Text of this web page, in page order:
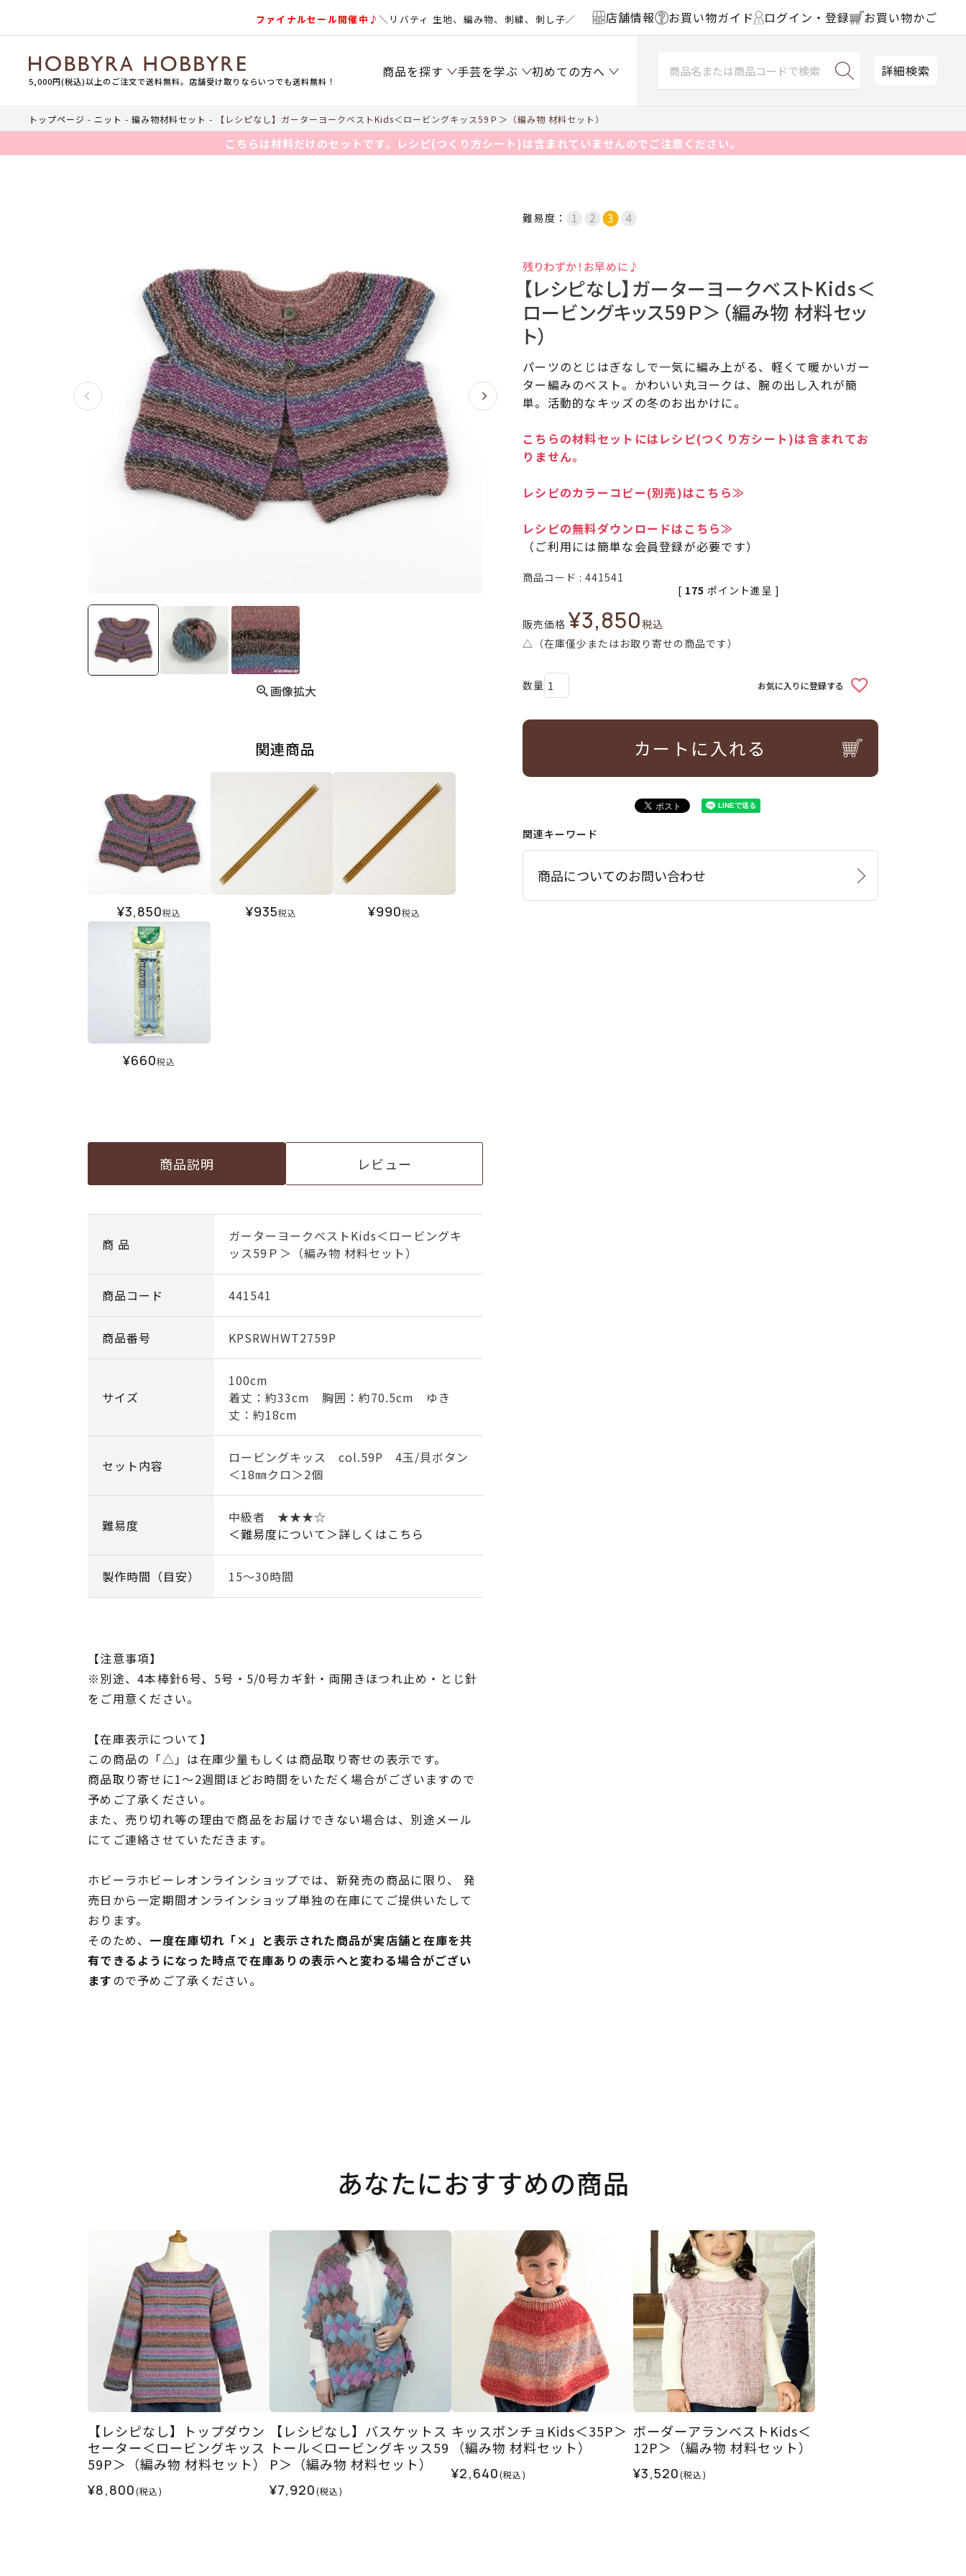
ファイナルセール開催中♪＼リバティ 生地、編み物、刺繍、刺し子／ 店舗情報 お買い物ガイド ログイン・登録 お買い物かご
5,000円(税込)以上のご注文で送料無料。店舗受け取りならいつでも送料無料！
商品を探す 手芸を学ぶ 初めての方へ 詳細検索
トップページ ニット 編み物材料セット 【レシピなし】ガーターヨークベストKids＜ロービングキッス59Ｐ＞（編み物 材料セット）
こちらは材料だけのセットです。レシピ(つくり方シート)は含まれていませんのでご注意ください。
画像拡大
関連商品
¥3,850税込 ¥935税込 ¥990税込
¥660税込
商品説明 レビュー
商 品
ガーターヨークベストKids＜ロービングキ
ッス59Ｐ＞（編み物 材料セット）
商品コード 441541
商品番号 KPSRWHWT2759P
サイズ
100cm
着丈：約33cm 胸囲：約70.5cm ゆき
丈：約18cm
セット内容
ロービングキッス col.59P 4玉/貝ボタン
＜18㎜クロ＞2個
難易度
中級者 ★★★☆
＜難易度について＞詳しくはこちら
製作時間（目安） 15～30時間
【注意事項】
※別途、4本棒針6号、5号・5/0号カギ針・両開きほつれ止め・とじ針
をご用意ください。
【在庫表示について】
この商品の「△」は在庫少量もしくは商品取り寄せの表示です。
商品取り寄せに1～2週間ほどお時間をいただく場合がございますので
予めご了承ください。
また、売り切れ等の理由で商品をお届けできない場合は、別途メール
にてご連絡させていただきます。
ホビーラホビーレオンラインショップでは、新発売の商品に限り、 発
売日から一定期間オンラインショップ単独の在庫にてご提供いたして
おります。
そのため、 一度在庫切れ「×」と表示された商品が実店舗と在庫を共
有できるようになった時点で在庫ありの表示へと変わる場合がござい
ますので予めご了承ください。
難易度：
残りわずか！お早めに♪
【レシピなし】ガーターヨークベストKids＜
ロービングキッス59Ｐ＞（編み物 材料セッ
ト）
パーツのとじはぎなしで一気に編み上がる、軽くて暖かいガー
ター編みのベスト。かわいい丸ヨークは、腕の出し入れが簡
単。活動的なキッズの冬のお出かけに。
こちらの材料セットにはレシピ(つくり方シート)は含まれてお
りません。
レシピのカラーコピー(別売)はこちら≫
レシピの無料ダウンロードはこちら≫
（ご利用には簡単な会員登録が必要です）
商品コード 441541
販売価格 ¥3,850税込
[ 175 ポイント進呈 ]
△（在庫僅少またはお取り寄せの商品です）
お気に入りに登録する
カートに入れる
関連キーワード
商品についてのお問い合わせ
あなたにおすすめの商品
【レシピなし】トップダウン
セーター＜ロービングキッス
59P＞（編み物 材料セット）
¥8,800(税込)
【レシピなし】バスケットス
トール＜ロービングキッス59
P＞（編み物 材料セット）
¥7,920(税込)
キッスポンチョKids＜35P＞
（編み物 材料セット）
¥2,640(税込)
ボーダーアランベストKids＜
12P＞（編み物 材料セット）
¥3,520(税込)